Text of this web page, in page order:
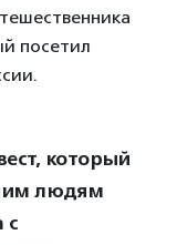
посетил
который
людям
с